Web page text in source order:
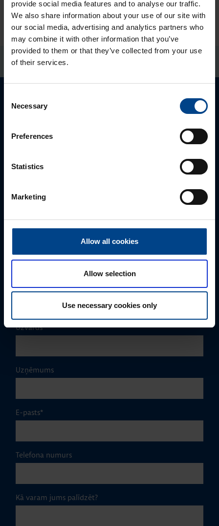
provide social media features and to analyse our traffic.
We also share information about your use of our site with
our social media, advertising and analytics partners who
may combine it with other information that you’ve
provided to them or that they’ve collected from your use
of their services.
Selection
Necessary
Preferences
Statistics
Marketing
Allow all cookies
Allow selection
Use necessary cookies only
Edmunds Lauva
edmunds.lauva@utugroup.com
Vārds*
Uzvārds*
Uzņēmums
E-pasts*
Telefona numurs
Kā varam jums palīdzēt?